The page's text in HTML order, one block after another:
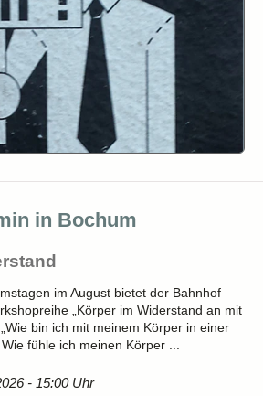
in Bochum
im August bietet der Bahnhof
„Körper im Widerstand an mit
bin ich mit meinem Körper in einer
fühle ich meinen Körper ...
- 15:00 Uhr